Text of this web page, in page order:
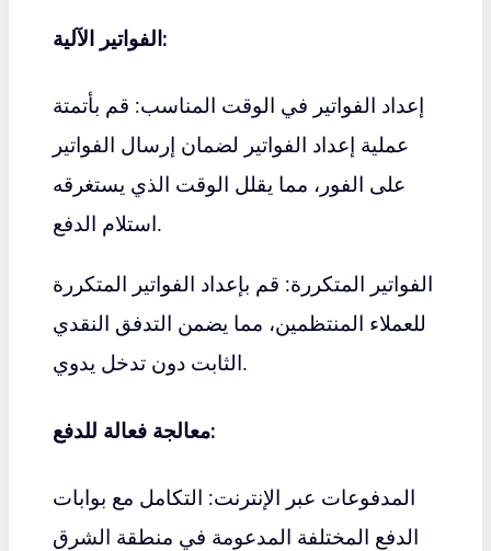
الفواتير الآلية:
إعداد الفواتير في الوقت المناسب: قم بأتمتة
عملية إعداد الفواتير لضمان إرسال الفواتير
على الفور، مما يقلل الوقت الذي يستغرقه
استلام الدفع.
الفواتير المتكررة: قم بإعداد الفواتير المتكررة
للعملاء المنتظمين، مما يضمن التدفق النقدي
الثابت دون تدخل يدوي.
معالجة فعالة للدفع:
المدفوعات عبر الإنترنت: التكامل مع بوابات
الدفع المختلفة المدعومة في منطقة الشرق